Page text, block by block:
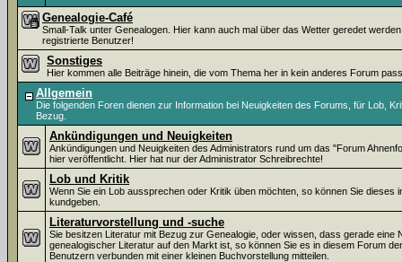
Genealogie-Café
Small-Talk unter Genealogen. Hier kann auch mal über das Wetter geredet
registrierte Benutzer!
Sonstiges
Hier kommen alle Beiträge hinein, die vom Thema her in kein anderes Forum
Allgemein
Die folgenden Foren dienen zur Information bei Neuigkeiten des Forums, für Lob,
Bezug.
Ankündigungen und Neuigkeiten
Ankündigungen und Neuigkeiten des Administrators rund um das "Forum
hier veröffentlicht. Hier hat nur der Administrator Schreibrechte!
Lob und Kritik
Wenn Sie ein Lob aussprechen oder Kritik üben möchten, so können Sie dieses
kundgeben.
Literaturvorstellung und -suche
Sie besitzen Literatur mit Bezug zur Genealogie, oder wissen, dass gerade eine
genealogischer Literatur auf den Markt ist, so können Sie es in diesem Forum
Benutzern verbunden mit einer kleinen Buchvorstellung mitteilen.